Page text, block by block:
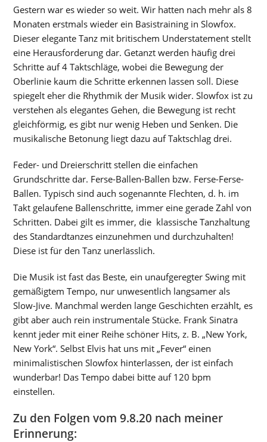
Gestern war es wieder so weit. Wir hatten nach mehr als 8
Monaten erstmals wieder ein Basistraining in Slowfox.
Dieser elegante Tanz mit britischem Understatement stellt
eine Herausforderung dar. Getanzt werden häufig drei
Schritte auf 4 Taktschläge, wobei die Bewegung der
Oberlinie kaum die Schritte erkennen lassen soll. Diese
spiegelt eher die Rhythmik der Musik wider. Slowfox ist zu
verstehen als elegantes Gehen, die Bewegung ist recht
gleichförmig, es gibt nur wenig Heben und Senken. Die
musikalische Betonung liegt dazu auf Taktschlag drei.
Feder- und Dreierschritt stellen die einfachen
Grundschritte dar. Ferse-Ballen-Ballen bzw. Ferse-Ferse-
Ballen. Typisch sind auch sogenannte Flechten, d. h. im
Takt gelaufene Ballenschritte, immer eine gerade Zahl von
Schritten. Dabei gilt es immer, die klassische Tanzhaltung
des Standardtanzes einzunehmen und durchzuhalten!
Diese ist für den Tanz unerlässlich.
Die Musik ist fast das Beste, ein unaufgeregter Swing mit
gemäßigtem Tempo, nur unwesentlich langsamer als
Slow-Jive. Manchmal werden lange Geschichten erzählt, es
gibt aber auch rein instrumentale Stücke. Frank Sinatra
kennt jeder mit einer Reihe schöner Hits, z. B. „New York,
New York“. Selbst Elvis hat uns mit „Fever“ einen
minimalistischen Slowfox hinterlassen, der ist einfach
wunderbar! Das Tempo dabei bitte auf 120 bpm
einstellen.
Zu den Folgen vom 9.8.20 nach meiner
Erinnerung: